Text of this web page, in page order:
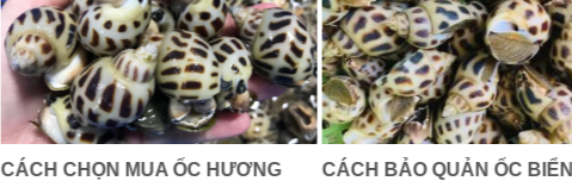
CÁCH CHỌN MUA ỐC HƯƠNG
CÁCH BẢO QUẢN ỐC BIỂN